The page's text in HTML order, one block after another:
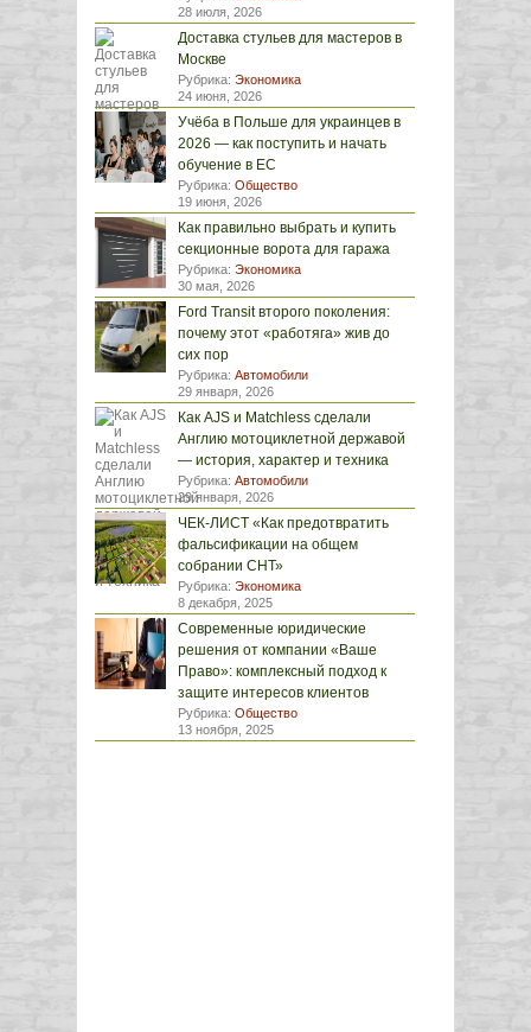
28 июля, 2026
Доставка стульев для мастеров в
Москве
Рубрика: Экономика
24 июня, 2026
Учёба в Польше для украинцев в
2026 — как поступить и начать
обучение в ЕС
Рубрика: Общество
19 июня, 2026
Как правильно выбрать и купить
секционные ворота для гаража
Рубрика: Экономика
30 мая, 2026
Ford Transit второго поколения:
почему этот «работяга» жив до
сих пор
Рубрика: Автомобили
29 января, 2026
Как AJS и Matchless сделали
Англию мотоциклетной державой
— история, характер и техника
Рубрика: Автомобили
29 января, 2026
ЧЕК-ЛИСТ «Как предотвратить
фальсификации на общем
собрании СНТ»
Рубрика: Экономика
8 декабря, 2025
Современные юридические
решения от компании «Ваше
Право»: комплексный подход к
защите интересов клиентов
Рубрика: Общество
13 ноября, 2025